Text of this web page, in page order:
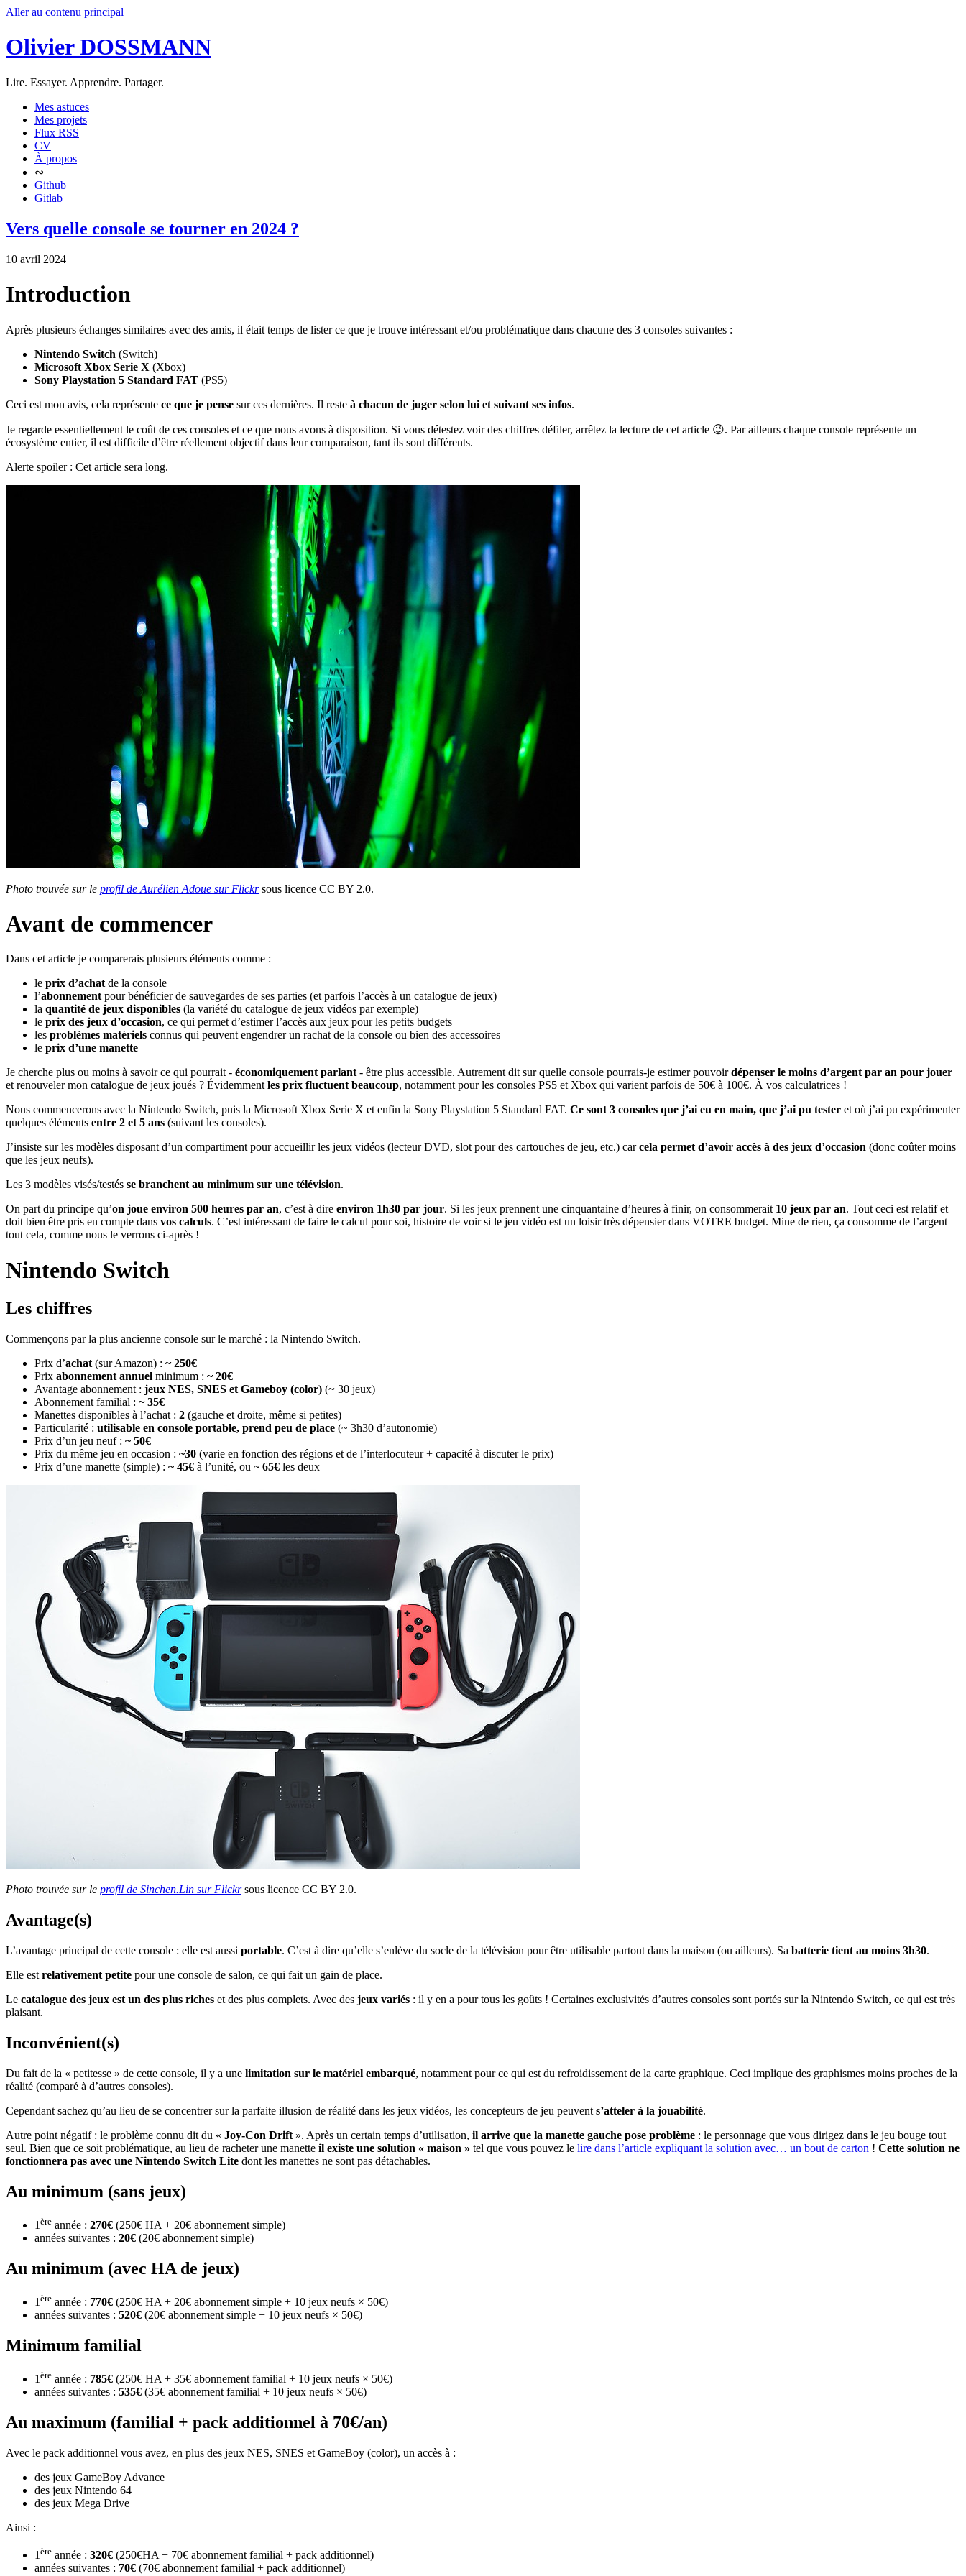
Aller au contenu principal
Olivier DOSSMANN
Lire. Essayer. Apprendre. Partager.
Mes astuces
Mes projets
Flux RSS
CV
À propos
∾
Github
Gitlab
Vers quelle console se tourner en 2024 ?
10 avril 2024
Introduction
Après plusieurs échanges similaires avec des amis, il était temps de lister ce que je trouve intéressant et/ou problématique dans chacune des 3 consoles suivantes :
Nintendo Switch (Switch)
Microsoft Xbox Serie X (Xbox)
Sony Playstation 5 Standard FAT (PS5)
Ceci est mon avis, cela représente ce que je pense sur ces dernières. Il reste à chacun de juger selon lui et suivant ses infos.
Je regarde essentiellement le coût de ces consoles et ce que nous avons à disposition. Si vous détestez voir des chiffres défiler, arrêtez la lecture de cet article 😉. Par ailleurs chaque console représente un
écosystème entier, il est difficile d’être réellement objectif dans leur comparaison, tant ils sont différents.
Alerte spoiler : Cet article sera long.
Photo trouvée sur le profil de Aurélien Adoue sur Flickrsous licence CC BY 2.0.
Avant de commencer
Dans cet article je comparerais plusieurs éléments comme :
le prix d’achatde la console
l’abonnementpour bénéficier de sauvegardes de ses parties (et parfois l’accès à un catalogue de jeux)
la quantité de jeux disponibles (la variété du catalogue de jeux vidéos par exemple)
le prix des jeux d’occasion, ce qui permet d’estimer l’accès aux jeux pour les petits budgets
les problèmes matériels connus qui peuvent engendrer un rachat de la console ou bien des accessoires
le prix d’une manette
Je cherche plus ou moins à savoir ce qui pourrait - économiquement parlant- être plus accessible. Autrement dit sur quelle console pourrais-je estimer pouvoirdépenser le moins d’argent par an pour jouer
et renouveler mon catalogue de jeux joués ? Évidemmentles prix fluctuent beaucoup, notamment pour les consoles PS5 et Xbox qui varient parfois de 50€ à 100€. À vos calculatrices !
Nous commencerons avec la Nintendo Switch, puis la Microsoft Xbox Serie X et enfin la Sony Playstation 5 Standard FAT. Ce sont 3 consoles que j’ai eu en main, que j’ai pu tester et où j’ai pu expérimenter
quelques éléments entre 2 et 5 ans (suivant les consoles).
J’insiste sur les modèles disposant d’un compartiment pour accueillir les jeux vidéos (lecteur DVD, slot pour des cartouches de jeu, etc.) carcela permet d’avoir accès à des jeux d’occasion (donc coûter moins
que les jeux neufs).
Les 3 modèles visés/testés se branchent au minimum sur une télévision.
On part du principe qu’on joue environ 500 heures par an, c’est à dire environ 1h30 par jour. Si les jeux prennent une cinquantaine d’heures à finir, on consommerait 10 jeux par an. Tout ceci est relatif et
doit bien être pris en compte dans vos calculs. C’est intéressant de faire le calcul pour soi, histoire de voir si le jeu vidéo est un loisir très dépensier dans VOTRE budget. Mine de rien, ça consomme de l’argent
tout cela, comme nous le verrons ci-après !
Nintendo Switch
Les chiffres
Commençons par la plus ancienne console sur le marché : la Nintendo Switch.
Prix d’achat (sur Amazon) : ~ 250€
Prix abonnement annuel minimum : ~ 20€
Avantage abonnement : jeux NES, SNES et Gameboy (color) (~ 30 jeux)
Abonnement familial : ~ 35€
Manettes disponibles à l’achat : 2 (gauche et droite, même si petites)
Particularité : utilisable en console portable, prend peu de place (~ 3h30 d’autonomie)
Prix d’un jeu neuf : ~ 50€
Prix du même jeu en occasion : ~30 (varie en fonction des régions et de l’interlocuteur + capacité à discuter le prix)
Prix d’une manette (simple) : ~ 45€ à l’unité, ou ~ 65€ les deux
Photo trouvée sur le profil de Sinchen.Lin sur Flickrsous licence CC BY 2.0.
Avantage(s)
L’avantage principal de cette console : elle est aussi portable. C’est à dire qu’elle s’enlève du socle de la télévision pour être utilisable partout dans la maison (ou ailleurs). Sa batterie tient au moins 3h30.
Elle est relativement petite pour une console de salon, ce qui fait un gain de place.
Le catalogue des jeux est un des plus riches et des plus complets. Avec des jeux variés : il y en a pour tous les goûts ! Certaines exclusivités d’autres consoles sont portés sur la Nintendo Switch, ce qui est très
plaisant.
Inconvénient(s)
Du fait de la « petitesse » de cette console, il y a une limitation sur le matériel embarqué, notamment pour ce qui est du refroidissement de la carte graphique. Ceci implique des graphismes moins proches de la
réalité (comparé à d’autres consoles).
Cependant sachez qu’au lieu de se concentrer sur la parfaite illusion de réalité dans les jeux vidéos, les concepteurs de jeu peuvent s’atteler à la jouabilité.
Autre point négatif : le problème connu dit du « Joy-Con Drift ». Après un certain temps d’utilisation, il arrive que la manette gauche pose problème : le personnage que vous dirigez dans le jeu bouge tout
seul. Bien que ce soit problématique, au lieu de racheter une manette il existe une solution « maison » tel que vous pouvez le lire dans l’article expliquant la solution avec… un bout de carton ! Cette solution ne
fonctionnera pas avec une Nintendo Switch Lite dont les manettes ne sont pas détachables.
Au minimum (sans jeux)
1 ère année : 270€ (250€ HA + 20€ abonnement simple)
années suivantes : 20€ (20€ abonnement simple)
Au minimum (avec HA de jeux)
1 ère année : 770€ (250€ HA + 20€ abonnement simple + 10 jeux neufs × 50€)
années suivantes : 520€ (20€ abonnement simple + 10 jeux neufs × 50€)
Minimum familial
1 ère année : 785€ (250€ HA + 35€ abonnement familial + 10 jeux neufs × 50€)
années suivantes : 535€ (35€ abonnement familial + 10 jeux neufs × 50€)
Au maximum (familial + pack additionnel à 70€/an)
Avec le pack additionnel vous avez, en plus des jeux NES, SNES et GameBoy (color), un accès à :
des jeux GameBoy Advance
des jeux Nintendo 64
des jeux Mega Drive
Ainsi :
1ère année : 320€ (250€HA + 70€ abonnement familial + pack additionnel)
années suivantes : 70€ (70€ abonnement familial + pack additionnel)